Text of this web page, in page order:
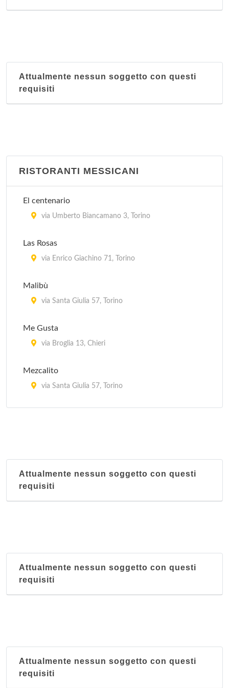
Attualmente nessun soggetto con questi
requisiti
RISTORANTI MESSICANI
El centenario
via Umberto Biancamano 3, Torino
Las Rosas
via Enrico Giachino 71, Torino
Malibù
via Santa Giulia 57, Torino
Me Gusta
via Broglia 13, Chieri
Mezcalito
via Santa Giulia 57, Torino
Attualmente nessun soggetto con questi
requisiti
Attualmente nessun soggetto con questi
requisiti
Attualmente nessun soggetto con questi
requisiti